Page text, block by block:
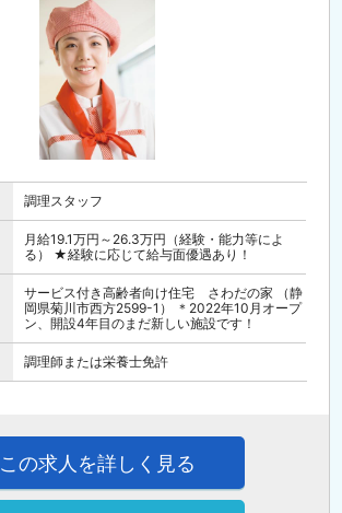
調理スタッフ
月給19.1万円～26.3万円（経験・能力等によ
る） ★経験に応じて給与面優遇あり！
サービス付き高齢者向け住宅 さわだの家 （静
岡県菊川市西方2599-1） ＊2022年10月オープ
ン、開設4年目のまだ新しい施設です！
調理師または栄養士免許
この求人を詳しく見る